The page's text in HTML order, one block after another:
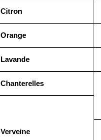
Citron
Orange
Lavande
Chanterelles
Verveine